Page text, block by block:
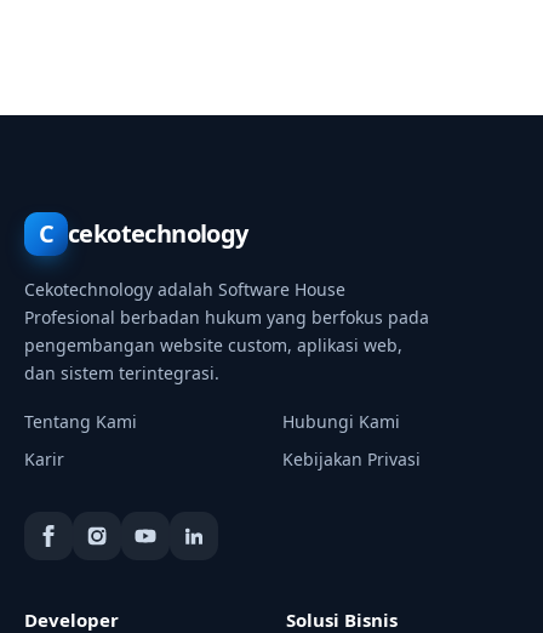
C cekotechnology
Cekotechnology adalah Software House
Profesional berbadan hukum yang berfokus pada
pengembangan website custom, aplikasi web,
dan sistem terintegrasi.
Tentang Kami
Hubungi Kami
Karir
Kebijakan Privasi
Developer Solusi Bisnis